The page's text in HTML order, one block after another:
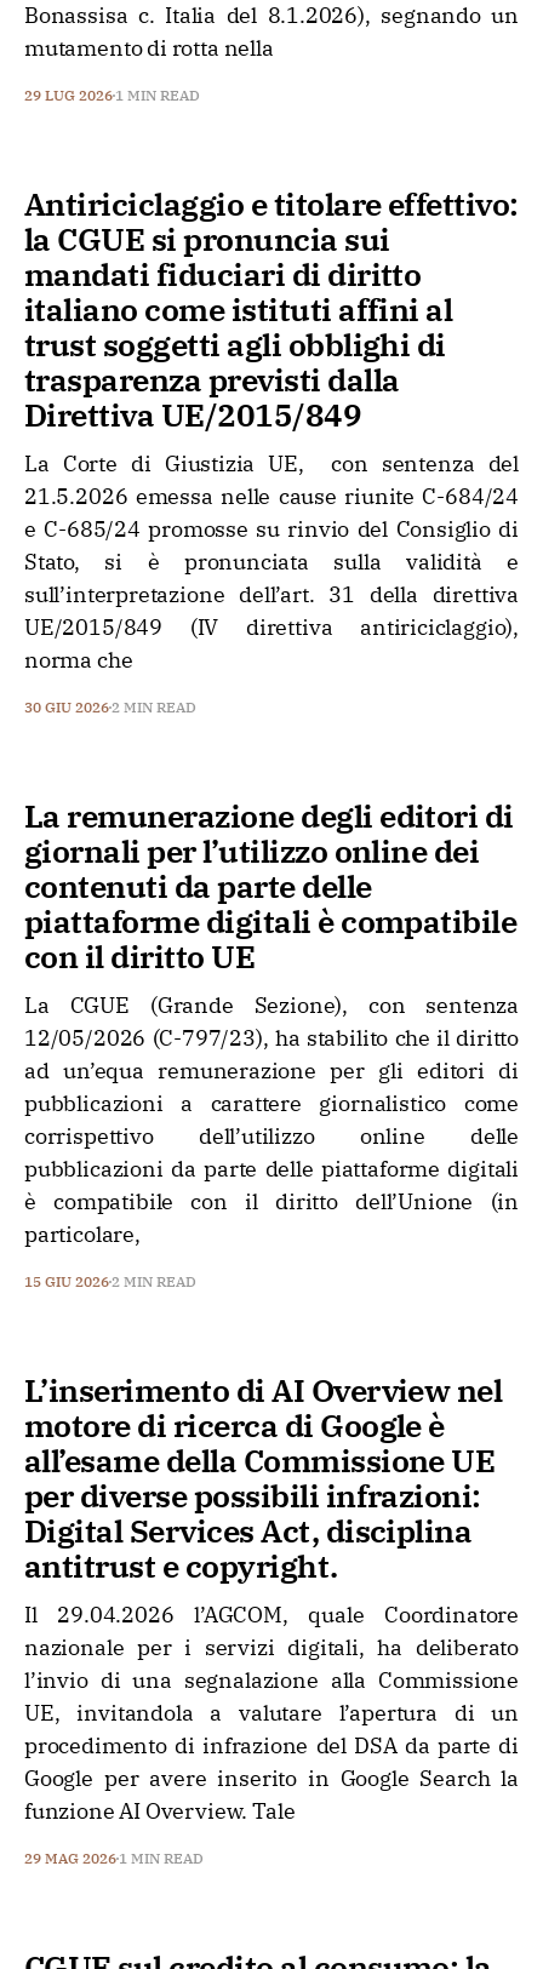
Bonassisa c. Italia del 8.1.2026), segnando un
mutamento di rotta nella
29 LUG 2026 1 MIN READ
Antiriciclaggio e titolare effettivo:
la CGUE si pronuncia sui
mandati fiduciari di diritto
italiano come istituti affini al
trust soggetti agli obblighi di
trasparenza previsti dalla
Direttiva UE/2015/849
La Corte di Giustizia UE, con sentenza del
21.5.2026 emessa nelle cause riunite C-684/24
e C-685/24 promosse su rinvio del Consiglio di
Stato, si è pronunciata sulla validità e
sull’interpretazione dell’art. 31 della direttiva
UE/2015/849 (IV direttiva antiriciclaggio),
norma che
30 GIU 20262 MIN READ
La remunerazione degli editori di
giornali per l’utilizzo online dei
contenuti da parte delle
piattaforme digitali è compatibile
con il diritto UE
La CGUE (Grande Sezione), con sentenza
12/05/2026 (C-797/23), ha stabilito che il diritto
ad un’equa remunerazione per gli editori di
pubblicazioni a carattere giornalistico come
corrispettivo dell’utilizzo online delle
pubblicazioni da parte delle piattaforme digitali
è compatibile con il diritto dell’Unione (in
particolare,
15 GIU 20262 MIN READ
L’inserimento di AI Overview nel
motore di ricerca di Google è
all’esame della Commissione UE
per diverse possibili infrazioni:
Digital Services Act, disciplina
antitrust e copyright.
Il 29.04.2026 l’AGCOM, quale Coordinatore
nazionale per i servizi digitali, ha deliberato
l’invio di una segnalazione alla Commissione
UE, invitandola a valutare l’apertura di un
procedimento di infrazione del DSA da parte di
Google per avere inserito in Google Search la
funzione AI Overview. Tale
29 MAG 2026 1 MIN READ